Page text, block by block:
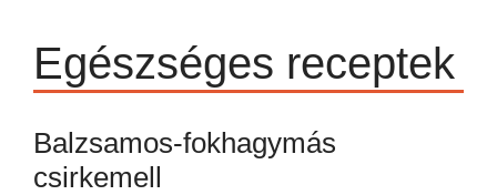
Egészséges receptek
Balzsamos-fokhagymás
csirkemell